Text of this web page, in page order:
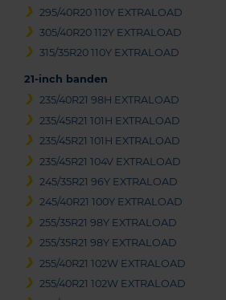
295/40R20 110Y EXTRALOAD
305/40R20 112Y EXTRALOAD
315/35R20 110Y EXTRALOAD
21-inch banden
235/40R21 98H EXTRALOAD
235/45R21 101H EXTRALOAD
235/45R21 101H EXTRALOAD
235/45R21 104V EXTRALOAD
245/35R21 96Y EXTRALOAD
245/40R21 100Y EXTRALOAD
255/35R21 98Y EXTRALOAD
255/35R21 98Y EXTRALOAD
255/40R21 102W EXTRALOAD
255/40R21 102W EXTRALOAD